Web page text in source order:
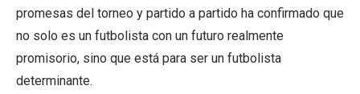
promesas del torneo y partido a partido ha confirmado que
no solo es un futbolista con un futuro realmente
promisorio, sino que está para ser un futbolista
determinante.